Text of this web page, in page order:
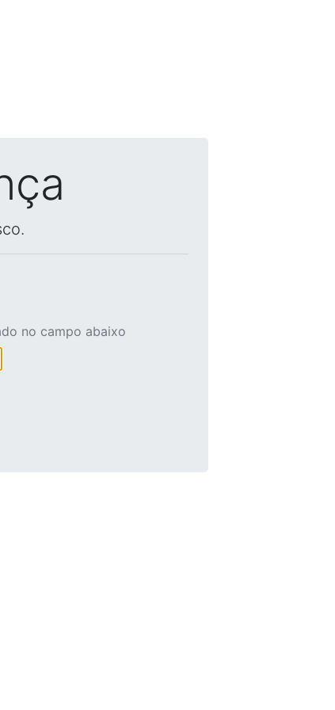
no campo abaixo